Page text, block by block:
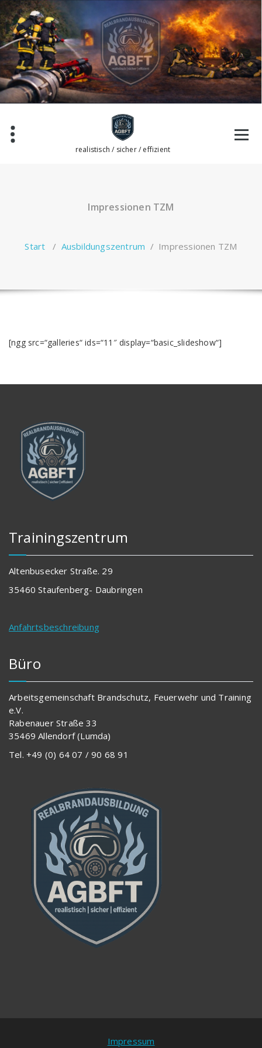
Zum
Inhalt
springen
realistisch / sicher / effizient
Impressionen TZM
Start / Ausbildungszentrum / Impressionen TZM
[ngg src=“galleries“ ids=“11″ display=“basic_slideshow“]
Trainingszentrum
Altenbusecker Straße. 29
35460 Staufenberg- Daubringen
Anfahrtsbeschreibung
Büro
Arbeitsgemeinschaft Brandschutz, Feuerwehr und Training
e.V.
Rabenauer Straße 33
35469 Allendorf (Lumda)
Tel. +49 (0) 64 07 / 90 68 91
Impressum